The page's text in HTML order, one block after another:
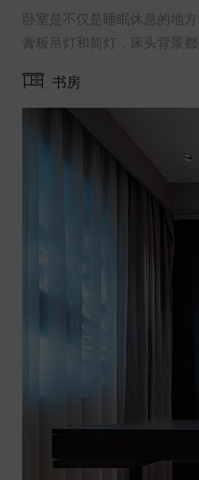
卧室是不仅是睡眠休息的地
膏板吊灯和筒灯，床头背景都
书房